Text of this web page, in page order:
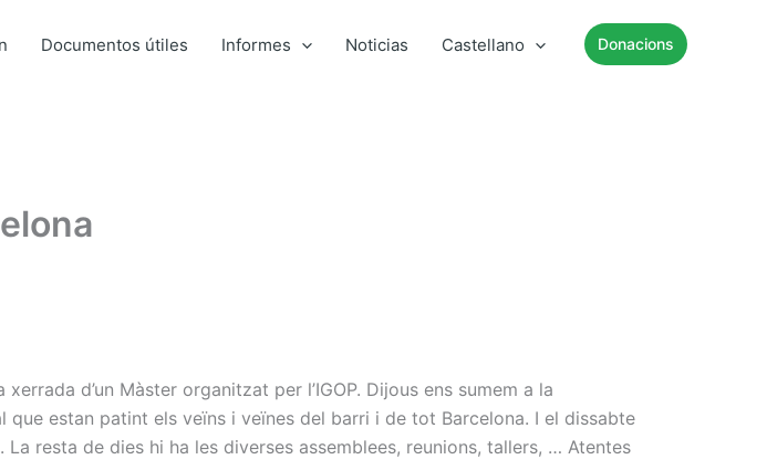
Documentos útiles Informes Noticias Castellano Donacions
d’un Màster organitzat per l’IGOP. Dijous ens sumem a la
que estan patint els veïns i veïnes del barri i de tot Barcelona. I el dissabte
resta de dies hi ha les diverses assemblees, reunions, tallers, … Atentes